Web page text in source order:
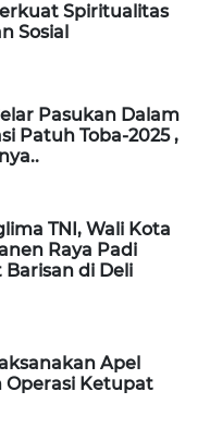
Spiritualitas
Sosial
Pasukan Dalam
Patuh Toba-2025 ,
TNI, Wali Kota
Raya Padi
di Deli
Apel
Operasi Ketupat